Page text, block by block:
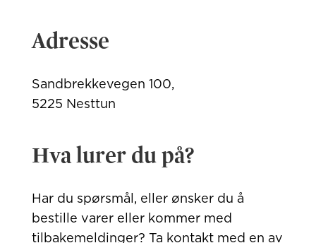
Adresse
Sandbrekkevegen 100,
5225 Nesttun
Hva lurer du på?
Har du spørsmål, eller ønsker du å
bestille varer eller kommer med
tilbakemeldinger? Ta kontakt med en av